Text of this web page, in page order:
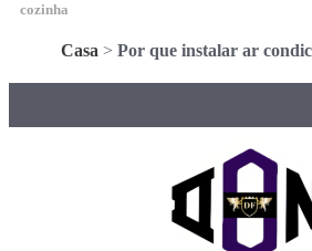
cozinha
Casa > Por que instalar ar